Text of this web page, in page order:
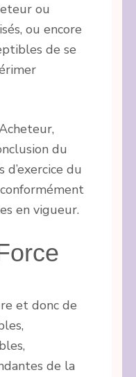
ou
ou encore
de se
du
du
en vigueur.
et donc de
de la